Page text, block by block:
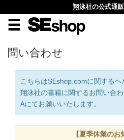
翔泳社の公式通
問い合わせ
こちらはSEshop.comに関するヘ
翔泳社の書籍に関するお問い合わ
Aにてお願いいたします。
【夏季休業のお